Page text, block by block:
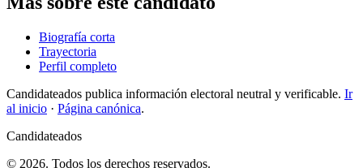
Biografía corta
Trayectoria
Perfil completo
Candidateados publica información electoral neutral y verificable. Ir
al inicio · Página canónica.
Candidateados
© 2026. Todos los derechos reservados.